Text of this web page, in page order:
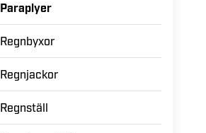
Paraplyer
Regnbyxor
Regnjackor
Regnställ